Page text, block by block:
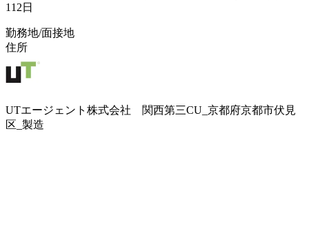
112日
勤務地/面接地
住所
UTエージェント株式会社 関西第三CU_京都府京都市伏見
区_製造